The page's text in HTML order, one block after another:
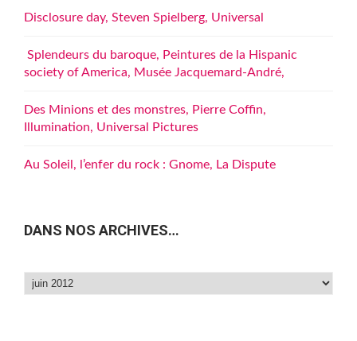
Disclosure day, Steven Spielberg, Universal
Splendeurs du baroque, Peintures de la Hispanic
society of America, Musée Jacquemard-André,
Des Minions et des monstres, Pierre Coffin,
Illumination, Universal Pictures
Au Soleil, l’enfer du rock : Gnome, La Dispute
DANS NOS ARCHIVES…
Dans